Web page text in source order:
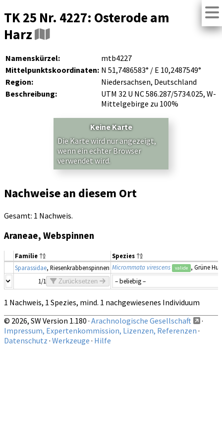
TK 25 Nr. 4227: Osterode am
Harz
Namenskürzel:
mtb4227
Mittelpunktskoordinaten: N 51,7486583° / E 10,2487549°
Region:
Niedersachsen, Deutschland
Beschreibung:
UTM 32 U NC 586.287/5734.025, W-
Mittelgebirge zu 100%
Keine Karte
Die Karte wird nur angezeigt,
wenn ein echter Browser
verwendet wird.
Nachweise an diesem Ort
Gesamt: 1 Nachweis.
Araneae, Webspinnen
Familie
Spezies
Sparassidae, Riesenkrabbenspinnen Micrommata virescens valide , Grüne
1/1
Zurücksetzen
1 Nachweis, 1 Spezies, mind. 1 nachgewiesenes Individuum
© 2026, SW Version 1.180 · Arachnologische Gesellschaft
·
Impressum, Expertenkommission, Lizenzen, Referenzen ·
Datenschutz · Werkzeuge · Hilfe